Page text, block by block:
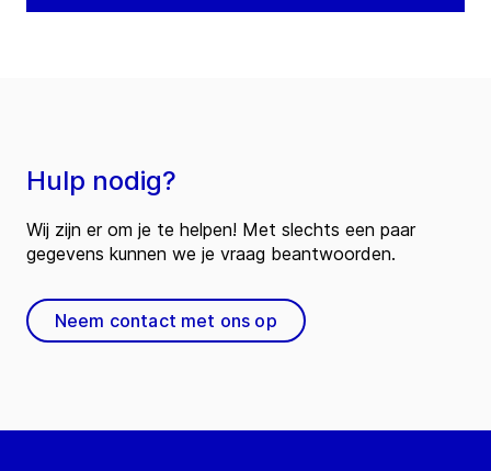
Hulp nodig?
Wij zijn er om je te helpen! Met slechts een paar
gegevens kunnen we je vraag beantwoorden.
Neem contact met ons op